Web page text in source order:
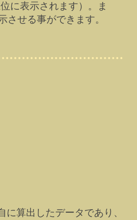
に表示されます）。ま
せる事ができます。
算出したデータであり、